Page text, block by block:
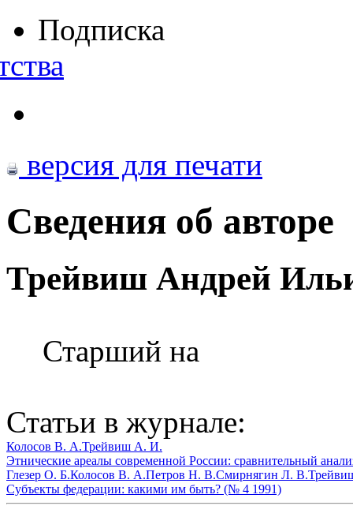
Подписка
версия для печати
Сведения об авторе
Трейвиш Андрей
Старший на
Статьи в журнале:
Колосов В. А.Трейвиш А. И.
Этнические ареалы современной России: сравнительный
Глезер О. Б.Колосов В. А.Петров Н. В.Смирнягин Л. В.
Субъекты федерации: какими им быть? (№ 4 1991)